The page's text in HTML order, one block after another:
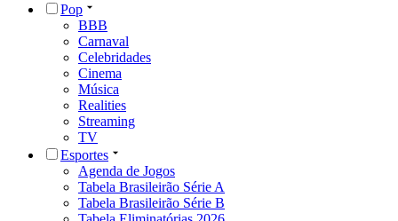
Pop
BBB
Carnaval
Celebridades
Cinema
Música
Realities
Streaming
TV
Esportes
Agenda de Jogos
Tabela Brasileirão Série A
Tabela Brasileirão Série B